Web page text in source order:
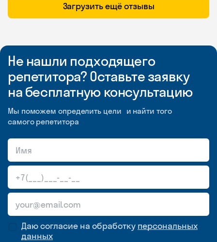
Загрузить ещё отзывы
Не нашли подходящего
репетитора? Оставьте заявку
на бесплатную консультацию
Мы поможем определить цели и найти того
самого репетитора
Даю согласие на обработку персональных
данных